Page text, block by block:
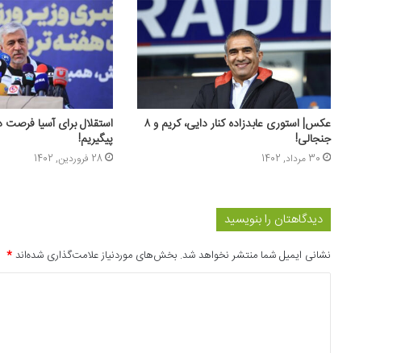
عکس‌| استوری عابدزاده کنار دایی، کریم و ۸
جنجالی!
30 مرداد, 1402
پیگیریم!
28 فروردین, 1402
دیدگاهتان را بنویسید
نشانی ایمیل شما منتشر نخواهد شد. بخش‌های موردنیاز علامت‌گذاری شده‌اند*